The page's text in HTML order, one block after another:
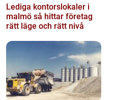
Lediga kontorslokaler i
malmö så hittar företag
rätt läge och rätt nivå